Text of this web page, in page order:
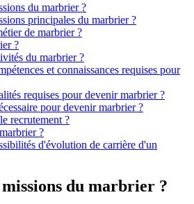
du marbrier ?
principales du marbrier ?
de marbrier ?
?
du marbrier ?
et connaissances requises pour
requises pour devenir marbrier ?
pour devenir marbrier ?
recrutement ?
?
d'évolution de carrière d'un
missions du marbrier ?